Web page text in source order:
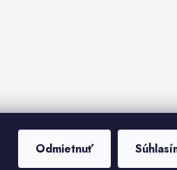
Odmietnuť